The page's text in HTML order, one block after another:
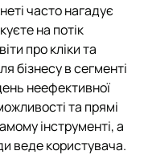
часто нагадує
на потік
про кліки та
бізнесу в сегменті
неефективної
та прямі
інструменті, а
веде користувача.